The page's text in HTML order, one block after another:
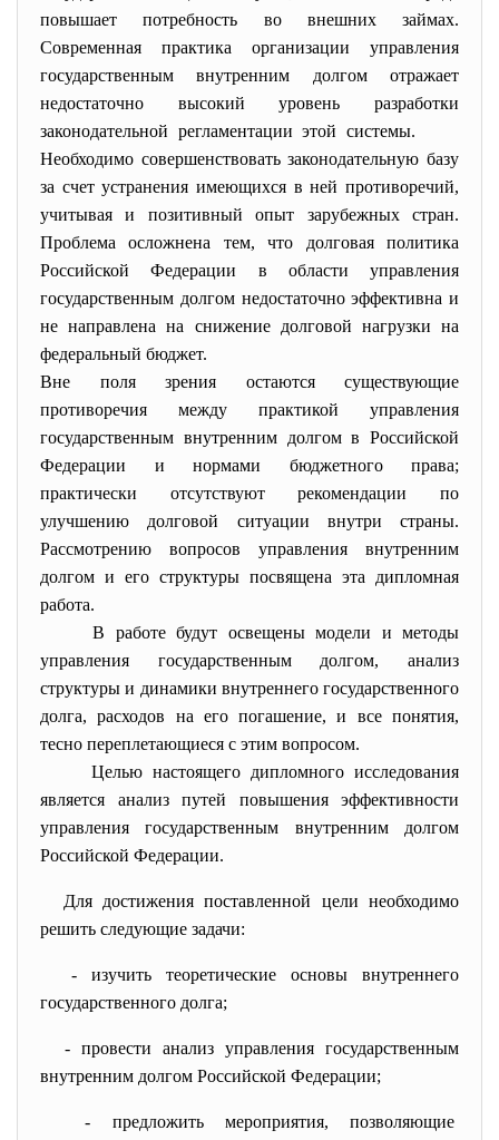
повышает потребность во внешних займах.
Современная практика организации управления
государственным внутренним долгом отражает
недостаточно высокий уровень разработки
законодательной регламентации этой системы.
Необходимо совершенствовать законодательную базу
за счет устранения имеющихся в ней противоречий,
учитывая и позитивный опыт зарубежных стран.
Проблема осложнена тем, что долговая политика
Российской Федерации в области управления
государственным долгом недостаточно эффективна и
не направлена на снижение долговой нагрузки на
федеральный бюджет.
Вне поля зрения остаются существующие
противоречия между практикой управления
государственным внутренним долгом в Российской
Федерации и нормами бюджетного права;
практически отсутствуют рекомендации по
улучшению долговой ситуации внутри страны.
Рассмотрению вопросов управления внутренним
долгом и его структуры посвящена эта дипломная
работа.
В работе будут освещены модели и методы
управления государственным долгом, анализ
структуры и динамики внутреннего государственного
долга, расходов на его погашение, и все понятия,
тесно переплетающиеся с этим вопросом.
Целью настоящего дипломного исследования
является анализ путей повышения эффективности
управления государственным внутренним долгом
Российской Федерации.
Для достижения поставленной цели необходимо
решить следующие задачи:
- изучить теоретические основы внутреннего
государственного долга;
- провести анализ управления государственным
внутренним долгом Российской Федерации;
- предложить мероприятия,позволяющие